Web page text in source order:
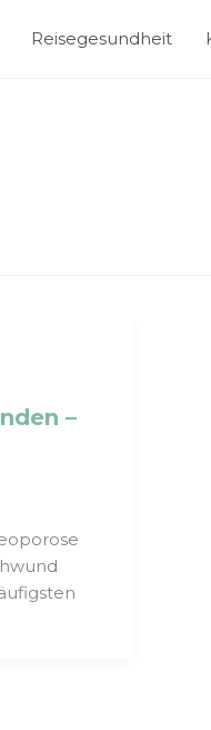
Reisegesundheit
–